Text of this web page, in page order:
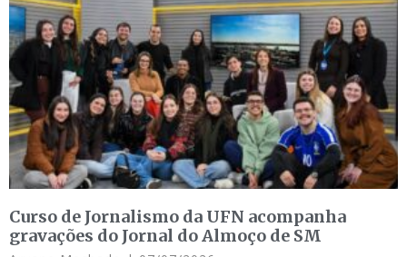
Curso de Jornalismo da UFN acompanha
gravações do Jornal do Almoço de SM